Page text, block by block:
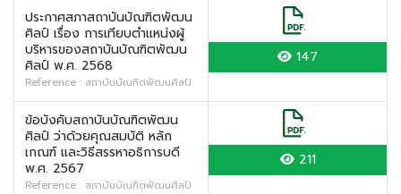
ประกาศสภาสถาบันบัณฑิตพัฒน
ศิลป์ เรื่อง การเทียบตำแหน่งผู้
บริหารของสถาบันบัณฑิตพัฒน
ศิลป์ พ.ศ. 2568
Reference : สถาบันบัณฑิตพัฒนศิลป์
147
ข้อบังคับสถาบันบัณฑิตพัฒน
ศิลป์ ว่าด้วยคุณสมบัติ หลัก
เกณฑ์ และวิธีสรรหาอธิการบดี
พ.ศ. 2567
Reference : สถาบันบัณฑิตพัฒนศิลป์
211